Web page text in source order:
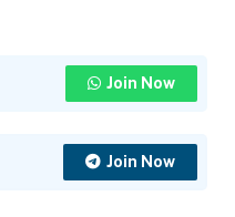
Join Now
Join Now